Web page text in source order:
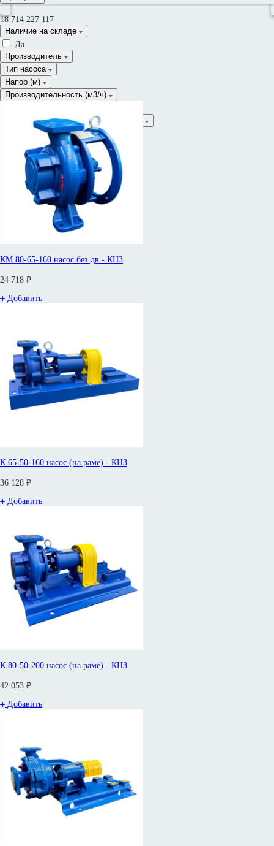
18 714 227 117
Наличие на складе
Да
Производитель
Тип насоса
Напор (м)
Производительность (м3/ч)
Обороты эл. двигателя (n1), об./мин.
Торцевое уплотнение
Сначала дороже
КМ 80-65-160 насос без дв.- КНЗ
24 718 ₽
Добавить
К 65-50-160 насос (на раме) - КНЗ
36 128 ₽
Добавить
К 80-50-200 насос (на раме) - КНЗ
42 053 ₽
Добавить